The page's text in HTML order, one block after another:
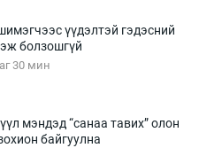
үүдэлтэй гэдэсний
болзошгүй
30 мин
мэндэд “санаа тавих” олон
байгуулна